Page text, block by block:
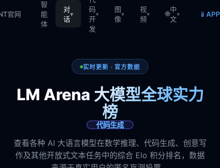
官网
智
能
体
对
话
▾
码
开
发
▾
图
像
▾
视
频
▾ 🌐
中
文
▾ 📱
实时更新 · 官方数据
LM Arena 大模型全球实力
榜
代码生成
查看各种 AI 大语言模型在数学推理、代码生成、创意写
作及其他开放式文本任务中的综合 Elo 积分排名，数据